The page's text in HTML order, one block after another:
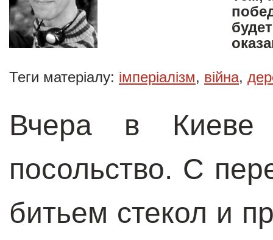
Теги матеріалу: імперіалізм, війна,
Вчера в Киеве
посольство. С
битьем стекол и